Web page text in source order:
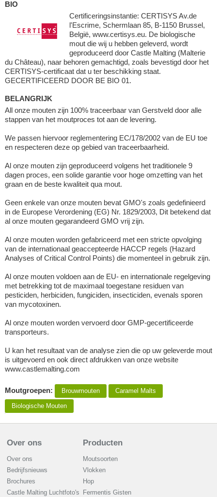
BIO
Certificeringsinstantie: CERTISYS Av.de
l'Escrime, Schermlaan 85, B-1150 Brussel,
België, www.certisys.eu. De biologische
mout die wij u hebben geleverd, wordt
geproduceerd door Castle Malting (Malterie
du Château), naar behoren gemachtigd, zoals bevestigd door het
CERTISYS-certificaat dat u ter beschikking staat.
GECERTIFICEERD DOOR BE BIO 01.
BELANGRIJK
All onze mouten zijn 100% traceerbaar van Gerstveld door alle
stappen van het moutproces tot aan de levering.
We passen hiervoor reglementering EC/178/2002 van de EU toe
en respecteren deze op gebied van traceerbaarheid.
Al onze mouten zijn geproduceerd volgens het traditionele 9
dagen proces, een solide garantie voor hoge omzetting van het
graan en de beste kwaliteit qua mout.
Geen enkele van onze mouten bevat GMO's zoals gedefinieerd
in de Europese Verordening (EG) Nr. 1829/2003, Dit betekend dat
al onze mouten gegarandeerd GMO vrij zijn.
Al onze mouten worden gefabriceerd met een stricte opvolging
van de internationaal geaccepteerde HACCP regels (Hazard
Analyses of Critical Control Points) die momenteel in gebruik zijn.
Al onze mouten voldoen aan de EU- en internationale regelgeving
met betrekking tot de maximaal toegestane residuen van
pesticiden, herbiciden, fungiciden, insecticiden, evenals sporen
van mycotoxinen.
Al onze mouten worden vervoerd door GMP-gecertificeerde
transporteurs.
U kan het resultaat van de analyse zien die op uw geleverde mout
is uitgevoerd en ook direct afdrukken van onze website
www.castlemalting.com
Moutgroepen: Brouwmouten Caramel Malts
Biologische Mouten
Over ons
Over ons
Bedrijfsnieuws
Brochures
Castle Malting Luchtfoto's
Producten
Moutsoorten
Vlokken
Hop
Fermentis Gisten